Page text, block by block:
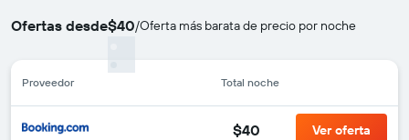
Ofertas desde$40/Oferta más barata de precio por noche
Proveedor Total noche
$40 Ver oferta